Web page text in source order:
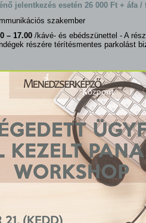
jelentkezés esetén 26 000 Ft + áfa
szakember
– 17.00 /kávé- és ebédszünettel - A
részére térítésmentes parkolást